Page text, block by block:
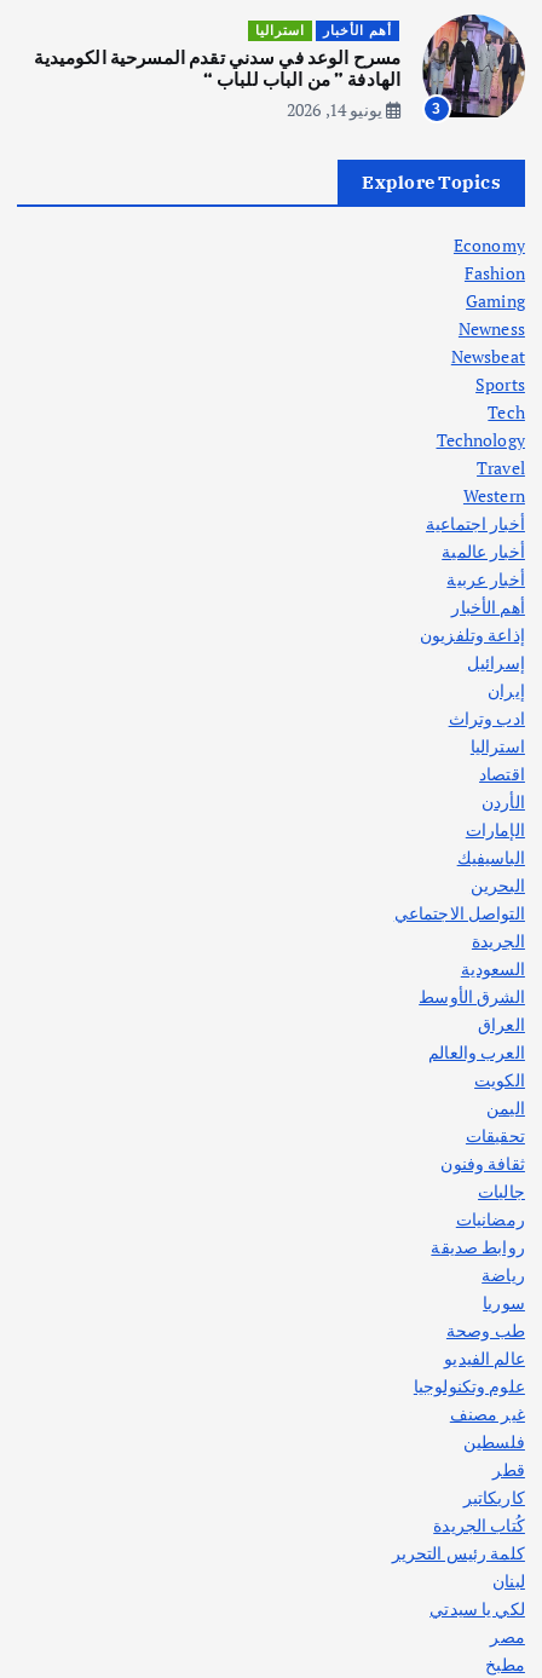
أهم الأخبار ثقافة وفنون
انطلاق ورشة التمثيل في مدينة كلباء الاماراتية
أغسطس 5, 2026
في جذور المشكلة وحلولها المستدامة
أهم الأخبار
اختتام ورشة السينوغرافيا في مدينة كلباء الاماراتية
أغسطس 3, 2026
3
أهم الأخبار استراليا
مسرح الوعد في سدني تقدم المسرحية الكوميدية
الهادفة ” من الباب للباب “
يونيو 14, 2026
Explore Topics
Economy
Fashion
Gaming
Newness
Newsbeat
Sports
Tech
Technology
Travel
Western
أخبار اجتماعية
أخبار عالمية
أخبار عربية
أهم الأخبار
إذاعة وتلفزيون
إسرائيل
إيران
ادب وتراث
استراليا
اقتصاد
الأردن
الإمارات
الباسيفيك
البحرين
التواصل الاجتماعي
الجريدة
السعودية
الشرق الأوسط
العراق
العرب والعالم
الكويت
اليمن
تحقيقات
ثقافة وفنون
جاليات
رمضانيات
روابط صديقة
رياضة
سوريا
طب وصحة
عالم الفيديو
علوم وتكنولوجيا
غير مصنف
فلسطين
قطر
كاريكاتير
كُتاب الجريدة
كلمة رئيس التحرير
لبنان
لكي يا سيدتي
مصر
مطبخ